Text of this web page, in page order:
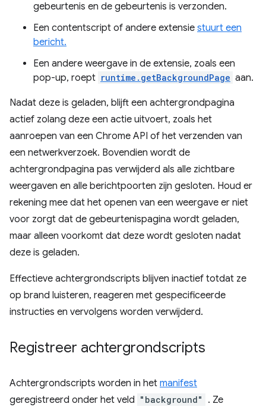
gebeurtenis en de gebeurtenis is verzonden.
Een contentscript of andere extensie stuurt een
bericht.
Een andere weergave in de extensie, zoals een
pop-up, roept runtime.getBackgroundPage aan.
Nadat deze is geladen, blijft een achtergrondpagina
actief zolang deze een actie uitvoert, zoals het
aanroepen van een Chrome API of het verzenden van
een netwerkverzoek. Bovendien wordt de
achtergrondpagina pas verwijderd als alle zichtbare
weergaven en alle berichtpoorten zijn gesloten. Houd er
rekening mee dat het openen van een weergave er niet
voor zorgt dat de gebeurtenispagina wordt geladen,
maar alleen voorkomt dat deze wordt gesloten nadat
deze is geladen.
Effectieve achtergrondscripts blijven inactief totdat ze
op brand luisteren, reageren met gespecificeerde
instructies en vervolgens worden verwijderd.
Registreer achtergrondscripts
Achtergrondscripts worden in het manifest
geregistreerd onder het veld "background"
. Ze